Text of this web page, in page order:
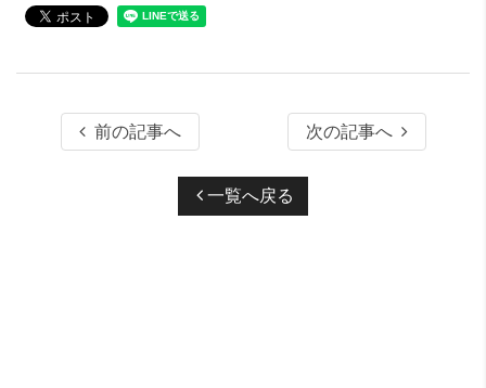
前の記事へ 次の記事へ
一覧へ戻る